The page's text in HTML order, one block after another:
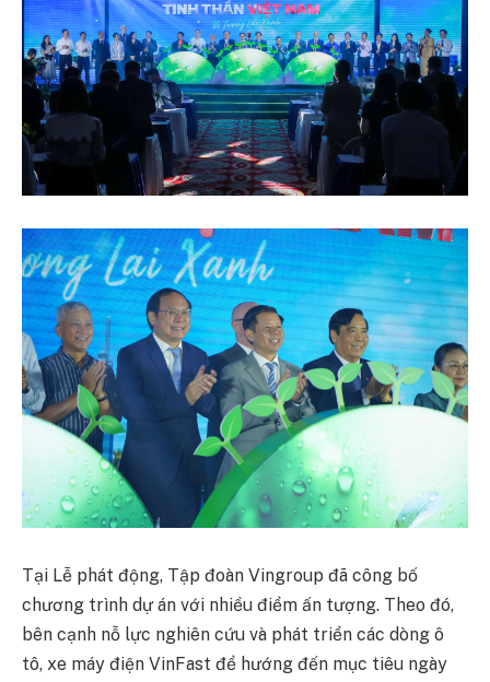
Tại Lễ phát động, Tập đoàn Vingroup đã công bố
chương trình dự án với nhiều điểm ấn tượng. Theo đó,
bên cạnh nỗ lực nghiên cứu và phát triển các dòng ô
tô, xe máy điện VinFast để hướng đến mục tiêu ngày